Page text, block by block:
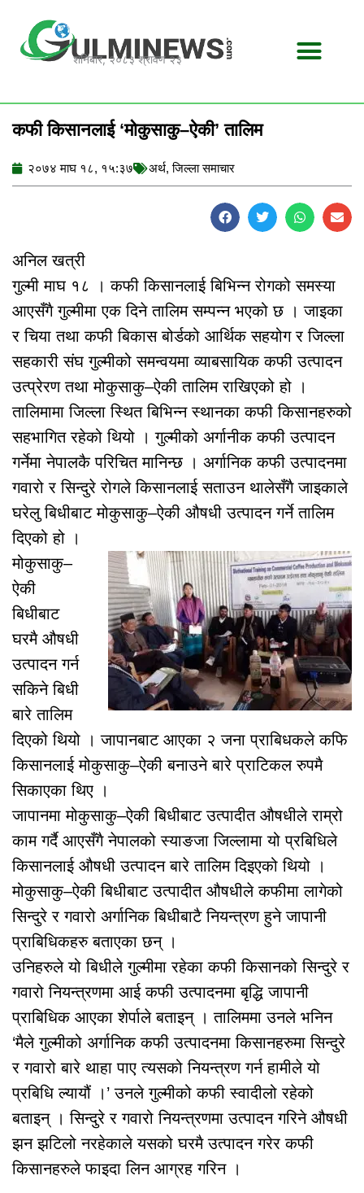
content
शनिबार, २०८३ श्रावण २३
कफी किसानलाई ‘मोकुसाकु–ऐकी’ तालिम
२०७४ माघ १८, १५:३७ अर्थ,जिल्ला समाचार
अनिल खत्री
गुल्मी माघ १८ । कफी किसानलाई बिभिन्न रोगको समस्या
आएसँगै गुल्मीमा एक दिने तालिम सम्पन्न भएको छ । जाइका
र चिया तथा कफी बिकास बोर्डको आर्थिक सहयोग र जिल्ला
सहकारी संघ गुल्मीको समन्वयमा व्याबसायिक कफी उत्पादन
उत्प्रेरण तथा मोकुसाकु–ऐकी तालिम राखिएको हो ।
तालिमामा जिल्ला स्थित बिभिन्न स्थानका कफी किसानहरुको
सहभागित रहेको थियो । गुल्मीको अर्गानीक कफी उत्पादन
गर्नेमा नेपालकै परिचित मानिन्छ । अर्गानिक कफी उत्पादनमा
गवारो र सिन्दुरे रोगले किसानलाई सताउन थालेसँगै जाइकाले
घरेलु बिधीबाट मोकुसाकु–ऐकी औषधी उत्पादन गर्ने तालिम
दिएको हो ।
मोकुसाकु–
ऐकी
बिधीबाट
घरमै औषधी
उत्पादन गर्न
सकिने बिधी
बारे तालिम
दिएको थियो । जापानबाट आएका २ जना प्राबिधकले कफि
किसानलाई मोकुसाकु–ऐकी बनाउने बारे प्राटिकल रुपमै
सिकाएका थिए ।
जापानमा मोकुसाकु–ऐकी बिधीबाट उत्पादीत औषधीले राम्रो
काम गर्दै आएसँगै नेपालको स्याङजा जिल्लामा यो प्रबिधिले
किसानलाई औषधी उत्पादन बारे तालिम दिइएको थियो ।
मोकुसाकु–ऐकी बिधीबाट उत्पादीत औषधीले कफीमा लागेको
सिन्दुरे र गवारो अर्गानिक बिधीबाटै नियन्त्रण हुने जापानी
प्राबिधिकहरु बताएका छन् ।
उनिहरुले यो बिधीले गुल्मीमा रहेका कफी किसानको सिन्दुरे र
गवारो नियन्त्रणमा आई कफी उत्पादनमा बृद्धि जापानी
प्राबिधिक आएका शेर्पाले बताइन् । तालिममा उनले भनिन
‘मैले गुल्मीको अर्गानिक कफी उत्पादनमा किसानहरुमा सिन्दुरे
र गवारो बारे थाहा पाए त्यसको नियन्त्रण गर्न हामीले यो
प्रबिधि ल्यायौं ।’ उनले गुल्मीको कफी स्वादीलो रहेको
बताइन् । सिन्दुरे र गवारो नियन्त्रणमा उत्पादन गरिने औषधी
झन झटिलो नरहेकाले यसको घरमै उत्पादन गरेर कफी
किसानहरुले फाइदा लिन आग्रह गरिन ।